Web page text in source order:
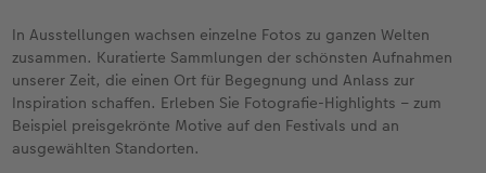
In Ausstellungen wachsen einzelne Fotos zu ganzen Welten
zusammen. Kuratierte Sammlungen der schönsten Aufnahmen
unserer Zeit, die einen Ort für Begegnung und Anlass zur
Inspiration schaffen. Erleben Sie Fotografie-Highlights – zum
Beispiel preisgekrönte Motive auf den Festivals und an
ausgewählten Standorten.